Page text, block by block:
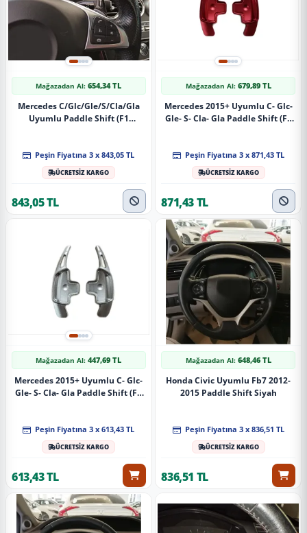
Mağazadan Al:654,34 TL
Mercedes C/Glc/Gle/S/Cla/Gla
Uyumlu Paddle Shift (F1
Peşin Fiyatına 3 x 843,05 TL
ÜCRETSİZ KARGO
843,05 TL
Mağazadan Al: 679,89 TL
Mercedes 2015+ Uyumlu C- Glc-
Gle- S- Cla- Gla Paddle Shift (F1
Peşin Fiyatına 3 x 871,43 TL
ÜCRETSİZ KARGO
871,43 TL
Mağazadan Al:447,69 TL
Mercedes 2015+ Uyumlu C- Glc-
Gle- S- Cla- Gla Paddle Shift (F1
Peşin Fiyatına 3 x 613,43 TL
ÜCRETSİZ KARGO
613,43 TL
Mağazadan Al: 648,46 TL
Honda Civic Uyumlu Fb7 2012-
2015 Paddle Shift Siyah
Peşin Fiyatına 3 x 836,51 TL
ÜCRETSİZ KARGO
836,51 TL